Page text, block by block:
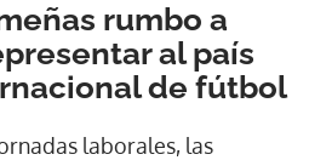
rumbo a
al país
de fútbol
laborales, las